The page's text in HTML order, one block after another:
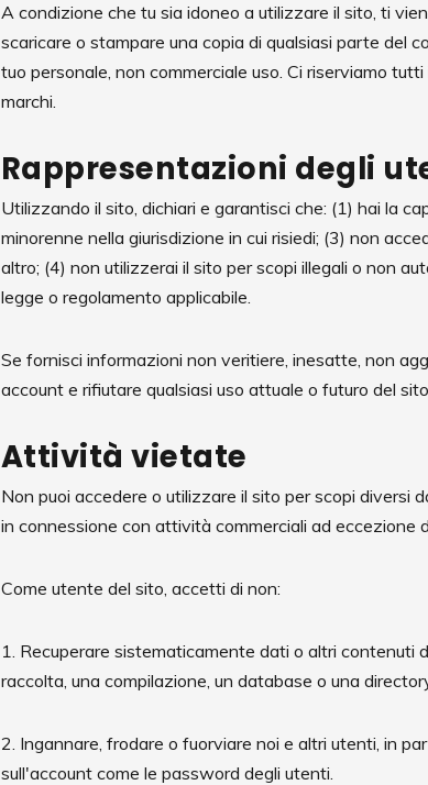
A condizione che tu sia idoneo a utilizzare il sito, ti
scaricare o stampare una copia di qualsiasi parte del
tuo personale, non commerciale uso. Ci riserviamo
marchi.
Rappresentazioni degli
Utilizzando il sito, dichiari e garantisci che: (1) hai la
minorenne nella giurisdizione in cui risiedi; (3) non
altro; (4) non utilizzerai il sito per scopi illegali o non
legge o regolamento applicabile.
Se fornisci informazioni non veritiere, inesatte, non
account e rifiutare qualsiasi uso attuale o futuro del
Attività vietate
Non puoi accedere o utilizzare il sito per scopi diversi
in connessione con attività commerciali ad
Come utente del sito, accetti di non:
1. Recuperare sistematicamente dati o altri contenuti
raccolta, una compilazione, un database o una
2. Ingannare, frodare o fuorviare noi e altri utenti, in
sull'account come le password degli utenti.